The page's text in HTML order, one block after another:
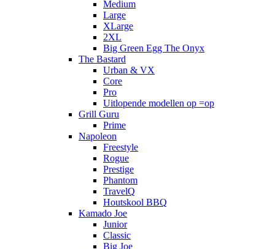
Medium
Large
XLarge
2XL
Big Green Egg The Onyx
The Bastard
Urban & VX
Core
Pro
Uitlopende modellen op =op
Grill Guru
Prime
Napoleon
Freestyle
Rogue
Prestige
Phantom
TravelQ
Houtskool BBQ
Kamado Joe
Junior
Classic
Big Joe